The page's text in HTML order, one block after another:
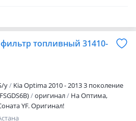
авто.
топливный 31410-
y
Kia Optima 2010 - 2013 3 поколение
оригинал
На Оптима,
YF. Оригинал!